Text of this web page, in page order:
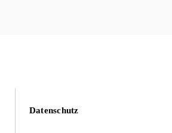
Datenschutz